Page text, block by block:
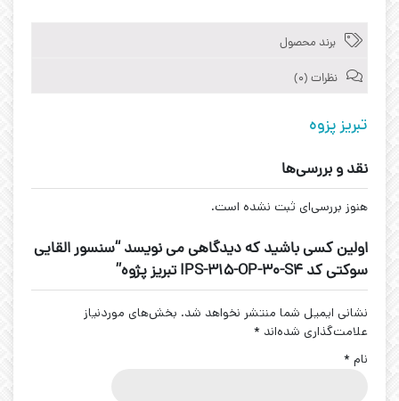
برند محصول
نظرات (0)
تبریز پزوه
نقد و بررسی‌ها
هنوز بررسی‌ای ثبت نشده است.
اولین کسی باشید که دیدگاهی می نویسد “سنسور القایی
سوکتی کد IPS-315-OP-30-S4 تبریز پژوه”
نشانی ایمیل شما منتشر نخواهد شد. بخش‌های موردنیاز
علامت‌گذاری شده‌اند *
نام *